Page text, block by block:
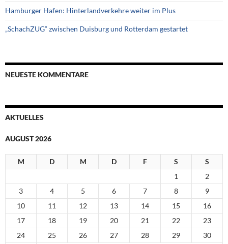
Hamburger Hafen: Hinterlandverkehre weiter im Plus
„SchachZUG“ zwischen Duisburg und Rotterdam gestartet
NEUESTE KOMMENTARE
AKTUELLES
AUGUST 2026
M D M D F S
S
1
2
3
4 5 6 7 8
9
10
11 12 13 14 15
16
17
18 19 20 21 22
23
24
25 26 27 28 29
30